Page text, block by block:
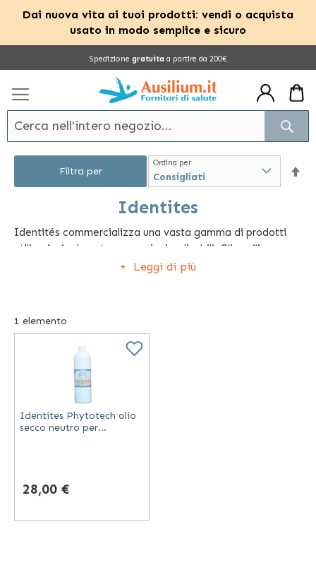
Dai nuova vita ai tuoi prodotti: vendi o acquista
usato in modo semplice e sicuro
Spedizione gratuita a partire da 200€
Identites
Identités commercializza una vasta gamma di prodotti
utili, principalmente per anziani e disabili. Gli ausili per
l'autosufficienza sono gli articoli più apprezzati perché
molti altri accessori utili per muoversi in totale sicurezza.
deambulatori e rollator, rampe di accesso ed dispositivi
Leggi di più
1 elemento
Ordina per
Identites Phytotech olio
secco neutro per
28,00 €
Filtra per